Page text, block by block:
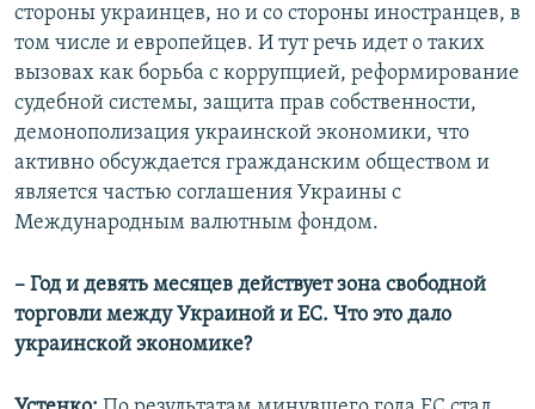
стороны украинцев, но и со стороны иностранцев, в
том числе и европейцев. И тут речь идет о таких
вызовах как борьба с коррупцией, реформирование
судебной системы, защита прав собственности,
демонополизация украинской экономики, что
активно обсуждается гражданским обществом и
является частью соглашения Украины с
Международным валютным фондом.
– Год и девять месяцев действует зона свободной
торговли между Украиной и ЕС. Что это дало
украинской экономике?